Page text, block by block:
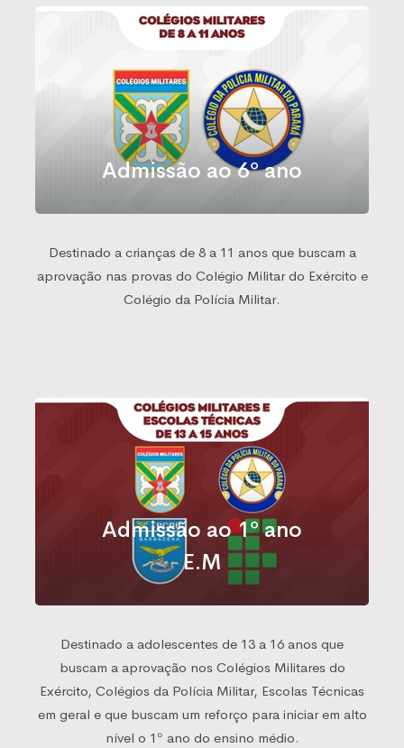
Admissão ao 6º ano
Destinado a crianças de 8 a 11 anos que buscam a
aprovação nas provas do Colégio Militar do Exército e
Colégio da Polícia Militar.
Admissão ao 1º ano
E.M
Destinado a adolescentes de 13 a 16 anos que
buscam a aprovação nos Colégios Militares do
Exército, Colégios da Polícia Militar, Escolas Técnicas
em geral e que buscam um reforço para iniciar em alto
nível o 1º ano do ensino médio.